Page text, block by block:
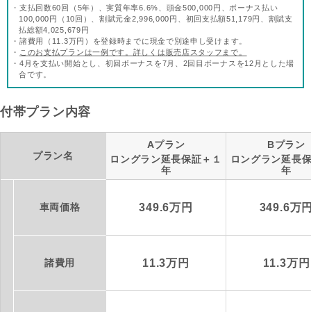
・支払回数60回（5年）、実質年率6.6%、頭金500,000円、ボーナス払い
100,000円（10回）、割賦元金2,996,000円、初回支払額51,179円、割賦支
払総額4,025,679円
・諸費用（11.3万円）を登録時までに現金で別途申し受けます。
・ このお支払プランは一例です。詳しくは販売店スタッフまで。
・4月を支払い開始とし、初回ボーナスを7月、2回目ボーナスを12月とした場
合です。
付帯プラン内容
プラン名
Aプラン
ロングラン延長保証＋１
年
Bプラン
ロングラン延長
年
車両価格 349.6万円 349.6万
諸費用 11.3万円 11.3万円